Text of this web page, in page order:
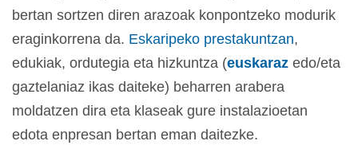
bertan sortzen diren arazoak konpontzeko modurik
eraginkorrena da. Eskaripeko prestakuntzan,
edukiak, ordutegia eta hizkuntza (euskaraz edo/eta
gaztelaniaz ikas daiteke) beharren arabera
moldatzen dira eta klaseak gure instalazioetan
edota enpresan bertan eman daitezke.